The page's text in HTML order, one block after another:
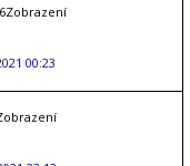
00:23